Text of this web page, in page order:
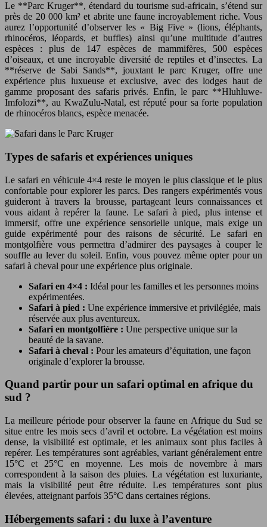
Le **Parc Kruger**, étendard du tourisme sud-africain, s’étend sur
près de 20 000 km² et abrite une faune incroyablement riche. Vous
aurez l’opportunité d’observer les « Big Five » (lions, éléphants,
rhinocéros, léopards, et buffles) ainsi qu’une multitude d’autres
espèces : plus de 147 espèces de mammifères, 500 espèces
d’oiseaux, et une incroyable diversité de reptiles et d’insectes. La
**réserve de Sabi Sands**, jouxtant le parc Kruger, offre une
expérience plus luxueuse et exclusive, avec des lodges haut de
gamme proposant des safaris privés. Enfin, le parc **Hluhluwe-
Imfolozi**, au KwaZulu-Natal, est réputé pour sa forte population
de rhinocéros blancs, espèce menacée.
Types de safaris et expériences uniques
Le safari en véhicule 4×4 reste le moyen le plus classique et le plus
confortable pour explorer les parcs. Des rangers expérimentés vous
guideront à travers la brousse, partageant leurs connaissances et
vous aidant à repérer la faune. Le safari à pied, plus intense et
immersif, offre une expérience sensorielle unique, mais exige un
guide expérimenté pour des raisons de sécurité. Le safari en
montgolfière vous permettra d’admirer des paysages à couper le
souffle au lever du soleil. Enfin, vous pouvez même opter pour un
safari à cheval pour une expérience plus originale.
Safari en 4×4 : Idéal pour les familles et les personnes moins
expérimentées.
Safari à pied : Une expérience immersive et privilégiée, mais
réservée aux plus aventureux.
Safari en montgolfière : Une perspective unique sur la
beauté de la savane.
Safari à cheval : Pour les amateurs d’équitation, une façon
originale d’explorer la brousse.
Quand partir pour un safari optimal en afrique du
sud ?
La meilleure période pour observer la faune en Afrique du Sud se
situe entre les mois secs d’avril et octobre. La végétation est moins
dense, la visibilité est optimale, et les animaux sont plus faciles à
repérer. Les températures sont agréables, variant généralement entre
15°C et 25°C en moyenne. Les mois de novembre à mars
correspondent à la saison des pluies. La végétation est luxuriante,
mais la visibilité peut être réduite. Les températures sont plus
élevées, atteignant parfois 35°C dans certaines régions.
Hébergements safari : du luxe à l’aventure